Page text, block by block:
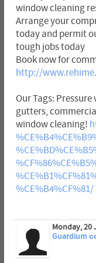
window cleaning
Arrange your
today and permit
tough jobs today
Book now for
http://
Our Tags:
gutters,
window cleaning!
%CE%B4%CF%81/
Monday, 20
Guardium